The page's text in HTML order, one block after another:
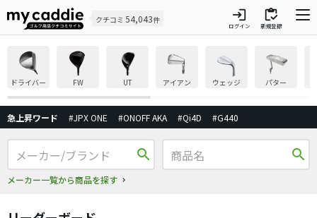
クチコミ 54,043件 login
ログイン
inventory
新規登録
ドライバー FW UT アイアン ウェッジ パター
急上昇ワード #JPX ONE #ONOFF AKA #Qi4D #G440
search
メーカー一覧から商品を探す
search